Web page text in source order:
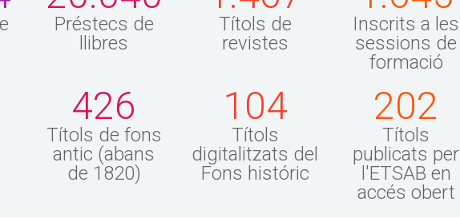
New York, NY : Routledge,
2025
Frankfurt en
perspectiva
feminista / von
Engelmann ... [i 6
Buenos Aires : Eterna
Préstecs de
llibres
Títols de
revistes
Inscrits a les
sessions de
formació
426
Títols de fons
antic (abans
de 1820)
104
Títols
digitalitzats del
Fons históric
202
Títols
publicats per
l'ETSAB en
accés obert